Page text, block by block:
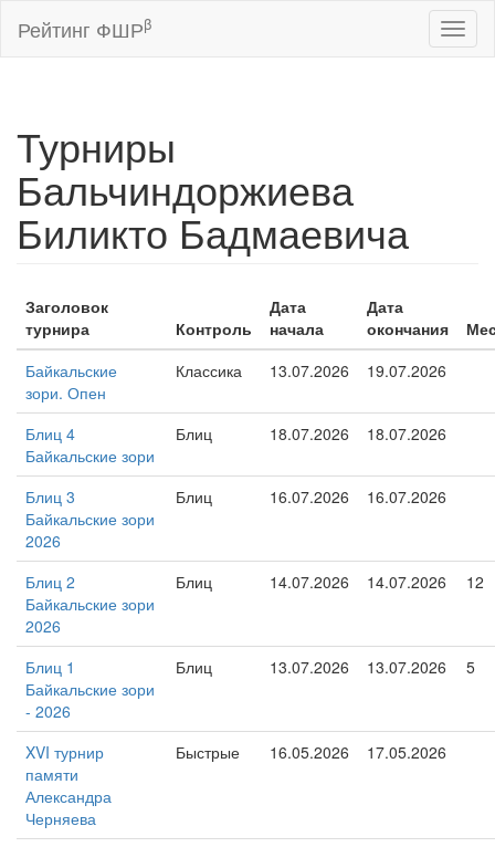
Рейтинг ФШРβ
Турниры
Бальчиндоржиева
Биликто Бадмаевича
Заголовок
турнира
Контроль
Дата
начала
Дата
окончания
Байкальские
зори. Опен
Классика 13.07.2026 19.07.2026
Блиц 4
Байкальские зори
Блиц 18.07.2026 18.07.2026
Блиц 3
Байкальские зори
2026
Блиц 16.07.2026 16.07.2026
Блиц 2
Байкальские зори
2026
Блиц 14.07.2026 14.07.2026 12
Блиц 1
Байкальские зори
- 2026
Блиц 13.07.2026 13.07.2026 5
XVI турнир
памяти
Александра
Черняева
Быстрые 16.05.2026 17.05.2026